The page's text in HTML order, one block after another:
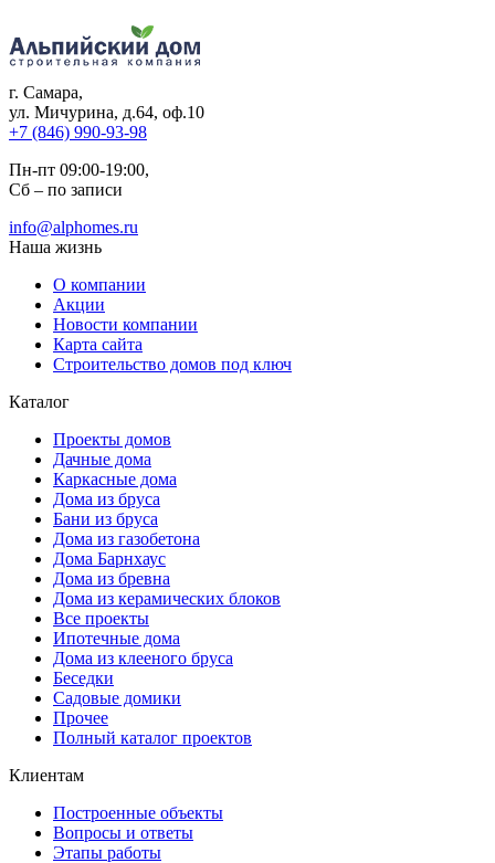
г. Самара,
ул. Мичурина, д.64, оф.10
+7 (846) 990-93-98
Пн-пт 09:00-19:00,
Сб – по записи
info@alphomes.ru
Наша жизнь
О компании
Акции
Новости компании
Карта сайта
Строительство домов под ключ
Каталог
Проекты домов
Дачные дома
Каркасные дома
Дома из бруса
Бани из бруса
Дома из газобетона
Дома Барнхаус
Дома из бревна
Дома из керамических блоков
Все проекты
Ипотечные дома
Дома из клееного бруса
Беседки
Садовые домики
Прочее
Полный каталог проектов
Клиентам
Построенные объекты
Вопросы и ответы
Этапы работы